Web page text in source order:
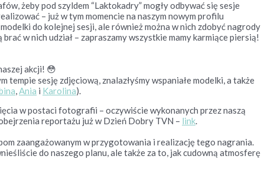
żeby pod szyldem “Laktokadry” mogły odbywać się sesje
– już w tym momencie na naszym nowym profilu
do kolejnej sesji, ale również można w nich zdobyć nagrody
w nich udział – zapraszamy wszystkie mamy karmiące piersią!
akcji! 😳
sesję zdjęciową, znalazłyśmy wspaniałe modelki, a także
,Ania i Karolina).
w postaci fotografii – oczywiście wykonanych przez naszą
reportażu już w Dzień Dobry TVN – link.
zaangażowanym w przygotowania i realizację tego nagrania.
do naszego planu, ale także za to, jak cudowną atmosferę